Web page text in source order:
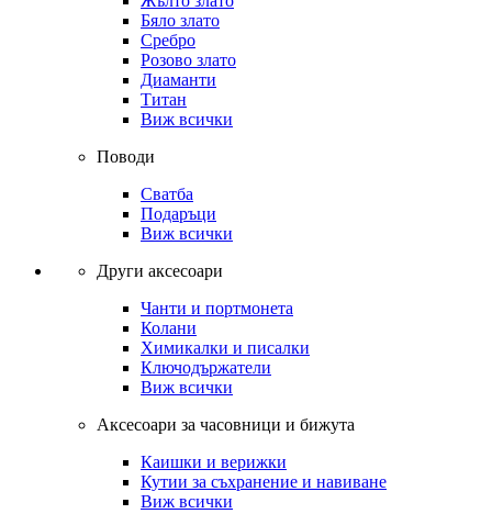
Бяло злато
Сребро
Розово злато
Диаманти
Титан
Виж всички
Поводи
Сватба
Подаръци
Виж всички
Други аксесоари
Чанти и портмонета
Колани
Химикалки и писалки
Ключодържатели
Виж всички
Аксесоари за часовници и бижута
Каишки и верижки
Кутии за съхранение и навиване
Виж всички